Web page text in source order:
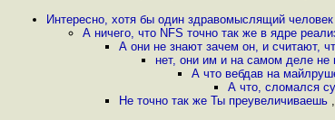
Интересно, хотя бы один здравомыслящий
А ничего, что NFS точно так же в ядре
А они не знают зачем он, и считают,
нет, они им и на самом деле не
А что вебдав на
А что, сломался
Не точно так же Ты преувеличиваешь ,